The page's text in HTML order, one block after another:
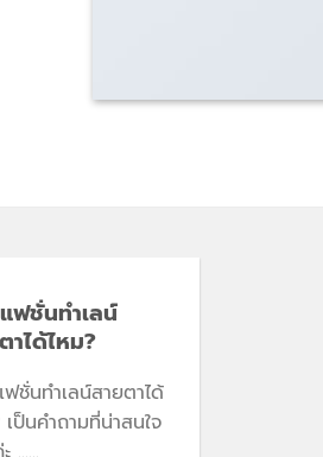
ฟชั่นทำเลน์
าได้ไหม?
ชั่นทำเลน์สายตาได้
เป็นคำถามที่น่าสนใจ